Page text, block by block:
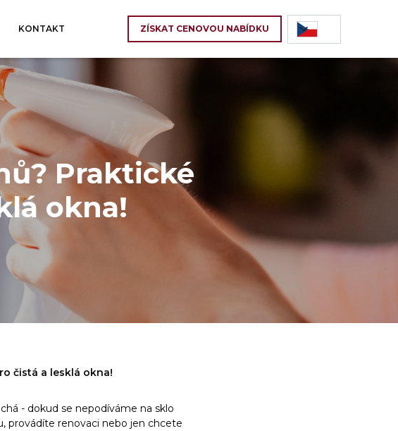
KONTAKT ZÍSKAT CENOVOU NABÍDKU
Praktické
okna!
čistá a lesklá okna!
- dokud se nepodíváme na sklo
provádíte renovaci nebo jen chcete